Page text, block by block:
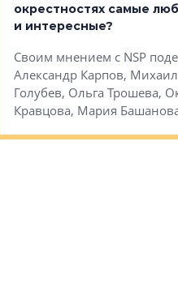
окрестностях самые
и интересные?
Своим мнением с NSP
Александр Карпов, Михаил
Голубев, Ольга Трошева,
Кравцова, Мария